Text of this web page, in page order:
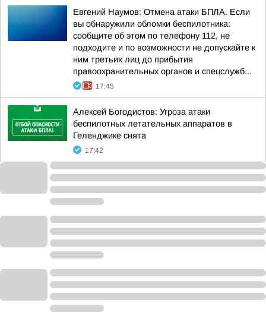
Евгений Наумов: Отмена атаки БПЛА. Если
вы обнаружили обломки беспилотника:
сообщите об этом по телефону 112, не
подходите и по возможности не допускайте к
ним третьих лиц до прибытия
правоохранительных органов и спецслужб...
17:45
Алексей Богодистов: Угроза атаки
беспилотных летательных аппаратов в
Геленджике снята
17:42